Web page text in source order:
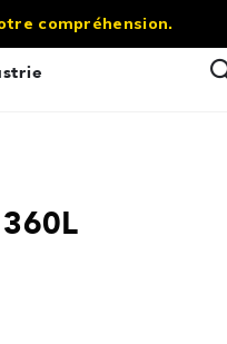
commercial@sol-direct.fr |
compréhension.